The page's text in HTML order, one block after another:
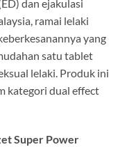
dan ejakulasi
ramai lelaki
yang
satu tablet
lelaki. Produk ini
kategori dual effect
Super Power